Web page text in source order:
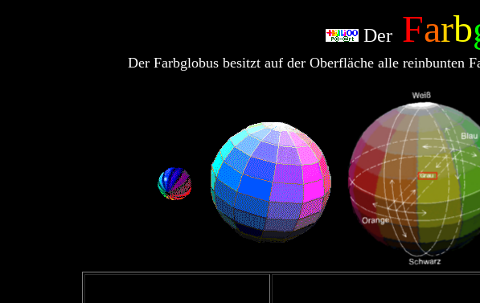
Der Farb
Der Farbglobus besitzt auf der Oberfläche alle reinbunten